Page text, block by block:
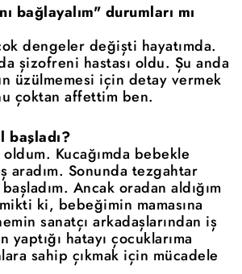
bağlayalım" durumları mı
dengeler değişti hayatımda.
şizofreni hastası oldu. Şu anda
üzülmemesi için detay vermek
çoktan affettim ben.
başladı?
oldum. Kucağımda bebekle
aradım. Sonunda tezgahtar
Ancak oradan aldığım
ki, bebeğimin mamasına
sanatçı arkadaşlarından iş
hatayı çocuklarıma
sahip çıkmak için mücadele